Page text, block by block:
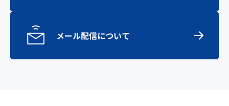
メール配信について